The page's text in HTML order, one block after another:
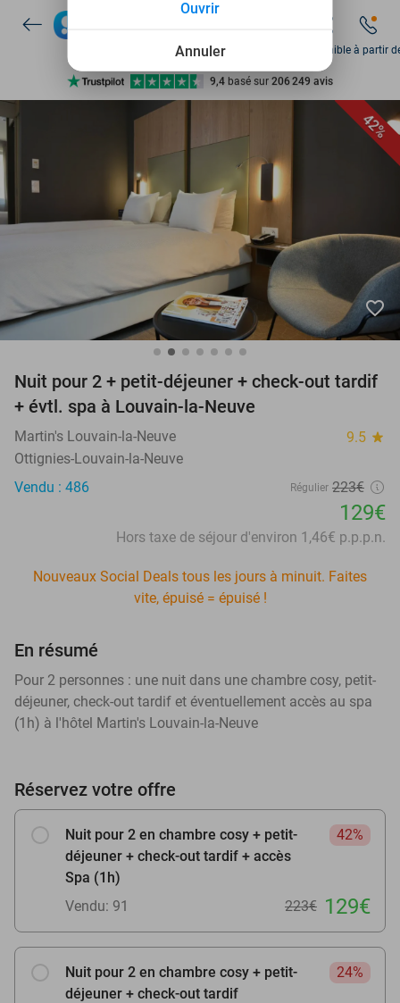
Disponible 7 jours par semaine
+ de 10 millions de membres
9,4 basé sur 206 249 avis
Découvrez + de 15.000 deals
Disponible 7 jours par semaine
+ de 10 millions de membres
Disponible à partir
42%
favorite_border
Nuit pour 2 + petit-déjeuner + check-out tardif
+ évtl. spa à Louvain-la-Neuve
Martin's Louvain-la-Neuve 9.5 star
Ottignies-Louvain-la-Neuve
Vendu : 486
Régulier 223€
129€
Hors taxe de séjour d'environ 1,46€ p.p.p.n.
Nouveaux Social Deals tous les jours à minuit. Faites
vite, épuisé = épuisé !
En résumé
Pour 2 personnes : une nuit dans une chambre cosy, petit-
déjeuner, check-out tardif et éventuellement accès au spa
(1h) à l'hôtel Martin's Louvain-la-Neuve
Réservez votre offre
Nuit pour 2 en chambre cosy + petit-
déjeuner + check-out tardif + accès
Spa (1h)
42%
Vendu: 91 223€ 129€
Nuit pour 2 en chambre cosy + petit-
déjeuner + check-out tardif
24%
Annuler
Ouvrir